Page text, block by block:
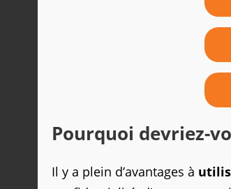
Pourquoi devriez-
Il y a plein d’avantages à